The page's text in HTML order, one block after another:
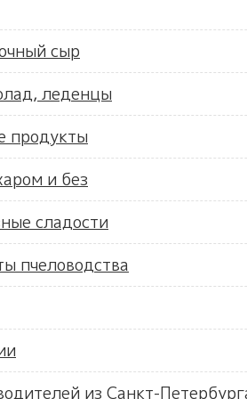
сыр
леденцы
продукты
и без
сладости
пчеловодства
из Санкт-